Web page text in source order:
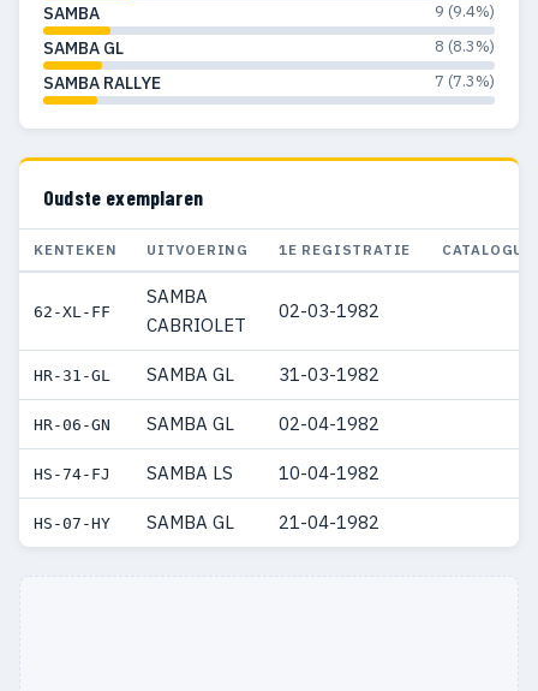
SAMBA 9 (9.4%)
SAMBA GL 8 (8.3%)
SAMBA RALLYE 7 (7.3%)
Oudste exemplaren
KENTEKEN UITVOERING 1E REGISTRATIE
62-XL-FF
SAMBA
CABRIOLET
02-03-1982
HR-31-GL SAMBA GL 31-03-1982
HR-06-GN SAMBA GL 02-04-1982
HS-74-FJ SAMBA LS 10-04-1982
HS-07-HY SAMBA GL 21-04-1982